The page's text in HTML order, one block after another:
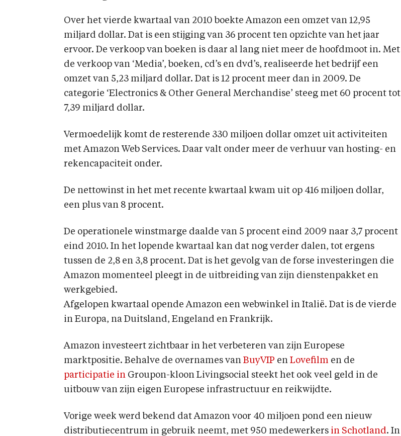
Over het vierde kwartaal van 2010 boekte Amazon een omzet van 12,95
miljard dollar. Dat is een stijging van 36 procent ten opzichte van het jaar
ervoor. De verkoop van boeken is daar al lang niet meer de hoofdmoot in. Met
de verkoop van ‘Media’, boeken, cd’s en dvd’s, realiseerde het bedrijf een
omzet van 5,23 miljard dollar. Dat is 12 procent meer dan in 2009. De
categorie ‘Electronics & Other General Merchandise’ steeg met 60 procent tot
7,39 miljard dollar.
Vermoedelijk komt de resterende 330 miljoen dollar omzet uit activiteiten
met Amazon Web Services. Daar valt onder meer de verhuur van hosting- en
rekencapaciteit onder.
De nettowinst in het met recente kwartaal kwam uit op 416 miljoen dollar,
een plus van 8 procent.
De operationele winstmarge daalde van 5 procent eind 2009 naar 3,7 procent
eind 2010. In het lopende kwartaal kan dat nog verder dalen, tot ergens
tussen de 2,8 en 3,8 procent. Dat is het gevolg van de forse investeringen die
Amazon momenteel pleegt in de uitbreiding van zijn dienstenpakket en
werkgebied.
Afgelopen kwartaal opende Amazon een webwinkel in Italië. Dat is de vierde
in Europa, na Duitsland, Engeland en Frankrijk.
Amazon investeert zichtbaar in het verbeteren van zijn Europese
marktpositie. Behalve de overnames van BuyVIP en Lovefilm en de
participatie in Groupon-kloon Livingsocial steekt het ook veel geld in de
uitbouw van zijn eigen Europese infrastructuur en reikwijdte.
Vorige week werd bekend dat Amazon voor 40 miljoen pond een nieuw
distributiecentrum in gebruik neemt, met 950 medewerkers in Schotland. In